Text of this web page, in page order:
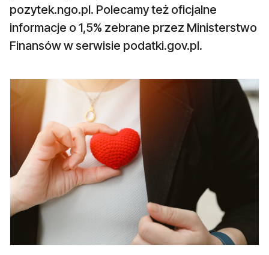
pozytek.ngo.pl. Polecamy też oficjalne
informacje o 1,5% zebrane przez Ministerstwo
Finansów w serwisie podatki.gov.pl.